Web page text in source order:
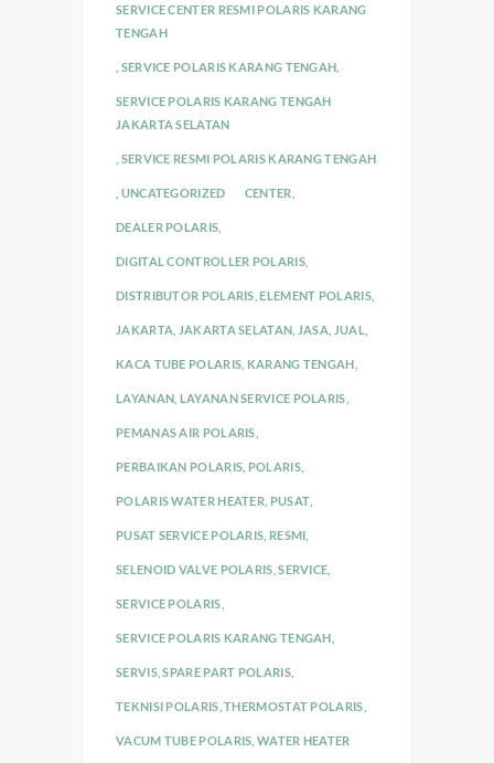
SERVICE CENTER RESMI POLARIS KARANG
TENGAH
SERVICE POLARIS KARANG TENGAH
SERVICE POLARIS KARANG TENGAH
JAKARTA SELATAN
SERVICE RESMI POLARIS KARANG TENGAH
UNCATEGORIZED CENTER
DEALER POLARIS
DIGITAL CONTROLLER POLARIS,
DISTRIBUTOR POLARIS ,ELEMENT POLARIS,
JAKARTA JAKARTA SELATAN JASA JUAL
KACA TUBE POLARIS KARANG TENGAH
LAYANAN LAYANAN SERVICE POLARIS
PEMANAS AIR POLARIS
PERBAIKAN POLARIS POLARIS,
POLARIS WATER HEATER PUSAT
PUSAT SERVICE POLARIS RESMI
SELENOID VALVE POLARIS ,SERVICE
SERVICE POLARIS
SERVICE POLARIS KARANG TENGAH
SERVIS,SPARE PART POLARIS,
TEKNISI POLARIS ,THERMOSTAT POLARIS
VACUM TUBE POLARIS ,WATER HEATER